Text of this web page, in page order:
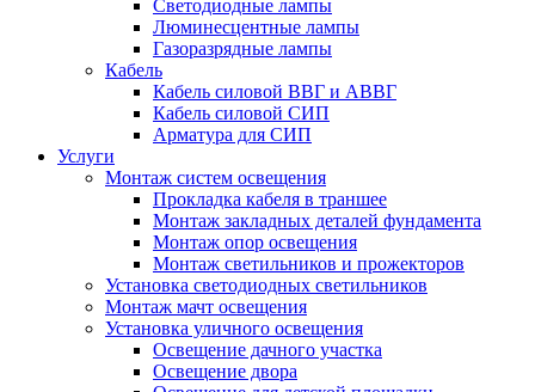
Светодиодные лампы
Люминесцентные лампы
Газоразрядные лампы
Кабель
Кабель силовой ВВГ и АВВГ
Кабель силовой СИП
Арматура для СИП
Услуги
Монтаж систем освещения
Прокладка кабеля в траншее
Монтаж закладных деталей фундамента
Монтаж опор освещения
Монтаж светильников и прожекторов
Установка светодиодных светильников
Монтаж мачт освещения
Установка уличного освещения
Освещение дачного участка
Освещение двора